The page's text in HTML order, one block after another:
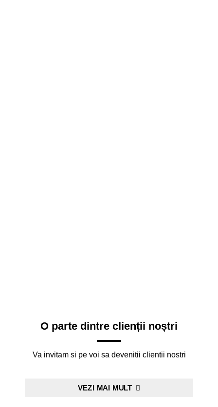
O parte dintre clienții noștri
Va invitam si pe voi sa devenitii clientii nostri
VEZI MAI MULT